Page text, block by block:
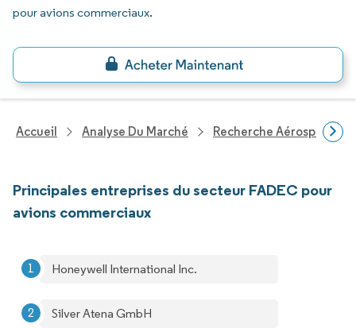
pour avions commerciaux.
Accueil Analyse Du Marché Recherche Aérospatiale
Principales entreprises du secteur FADEC pour
avions commerciaux
Honeywell International Inc.
Silver Atena GmbH